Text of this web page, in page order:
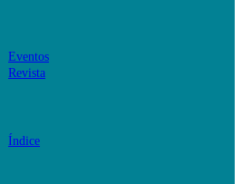
Eventos
Revista
Índice